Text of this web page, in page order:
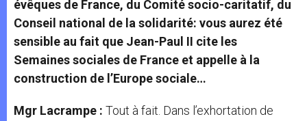
évêques de France, du Comité socio-caritatif, du
Conseil national de la solidarité: vous aurez été
sensible au fait que Jean-Paul II cite les
Semaines sociales de France et appelle à la
construction de l’Europe sociale…
Mgr Lacrampe : Tout à fait. Dans l’exhortation de